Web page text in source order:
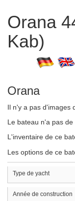
Orana
Kab)
Orana
Il n'y a pas d'images
Le bateau n'a pas de
L'inventaire de ce
Les options de ce
Type de yacht
Année de construction